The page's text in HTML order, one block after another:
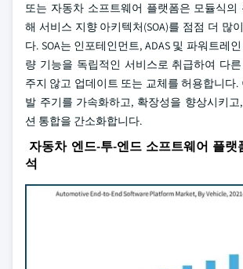
또는 자동차 소프트웨어 플랫폼은 모듈식의
해 서비스 지향 아키텍처(SOA)를 점점 더 많
다. SOA는 인포테인먼트, ADAS 및 파워트레
량 기능을 독립적인 서비스로 취급하여 다
주지 않고 업데이트 또는 교체를 허용합니다.
발 주기를 가속화하고, 확장성을 향상시키고
션 통합을 간소화합니다.
자동차 엔드-투-엔드 소프트웨어 플랫
석